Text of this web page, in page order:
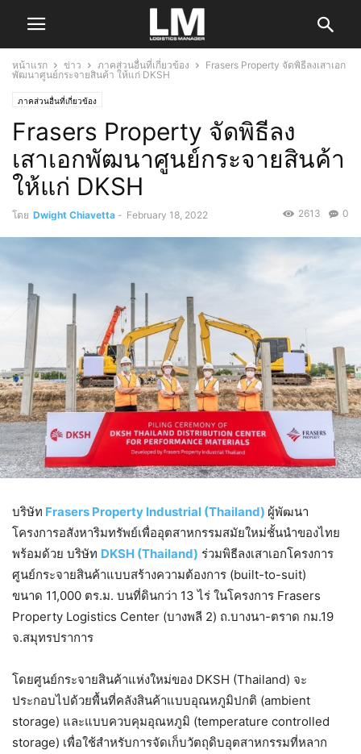
หน้าแรก ข่าว ภาคส่วนอื่นที่เกี่ยวข้อง
Frasers Property จัดพิธีลงเสาเอก
พัฒนาศูนย์กระจายสินค้า ให้แก่ DKSH
ภาคส่วนอื่นที่เกี่ยวข้อง
Frasers Property จัดพิธีลง
เสาเอกพัฒนาศูนย์กระจายสินค้า
ให้แก่ DKSH
โดย Dwight Chiavetta - February 18, 2022 0
2613
บริษัท Frasers Property Industrial (Thailand) ผู้พัฒนา
โครงการอสังหาริมทรัพย์เพื่ออุตสาหกรรมสมัยใหม่ชั้นนำของไทย
พร้อมด้วย บริษัท DKSH (Thailand) ร่วมพิธีลงเสาเอกโครงการ
ศูนย์กระจายสินค้าแบบสร้างความต้องการ (built-to-suit)
ขนาด 11,000 ตร.ม. บนที่ดินกว่า 13 ไร่ ในโครงการ Frasers
Property Logistics Center (บางพลี 2) ถ.บางนา-ตราด กม.19
จ.สมุทรปราการ
โดยศูนย์กระจายสินค้าแห่งใหม่ของ DKSH (Thailand) จะ
ประกอบไปด้วยพื้นที่คลังสินค้าแบบอุณหภูมิปกติ (ambient
storage) และแบบควบคุมอุณหภูมิ (temperature controlled
storage) เพื่อใช้สำหรับการจัดเก็บวัตถุดิบอุตสาหกรรมที่หลาก